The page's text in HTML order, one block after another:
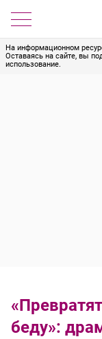
На информационном
Оставаясь на сайте, вы
использование.
беду»: